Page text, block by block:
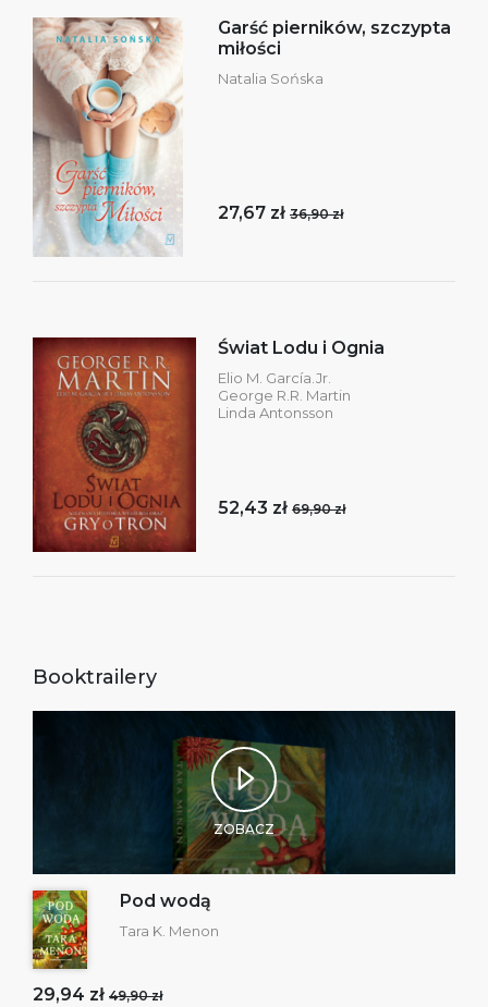
Garść pierników, szczypta
miłości
Natalia Sońska
27,67 zł 36,90 zł
Świat Lodu i Ognia
Elio M. García.Jr.
George R.R. Martin
Linda Antonsson
52,43 zł 69,90 zł
Booktrailery
ZOBACZ
Pod wodą
Tara K. Menon
29,94 zł 49,90 zł